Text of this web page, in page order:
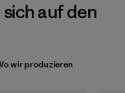
auf den
wir produzieren